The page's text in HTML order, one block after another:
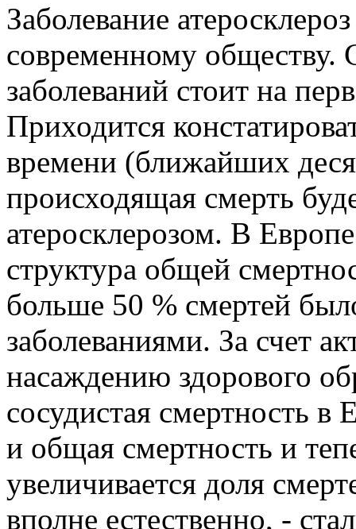
Заболевание
современному обществу.
заболеваний стоит на
Приходится
времени (ближайших
происходящая смерть
атеросклерозом. В
структура общей
больше 50 % смертей
заболеваниями. За счет
насаждению здорового
сосудистая смертность в
и общая смертность и
увеличивается доля
вполне естественно, -